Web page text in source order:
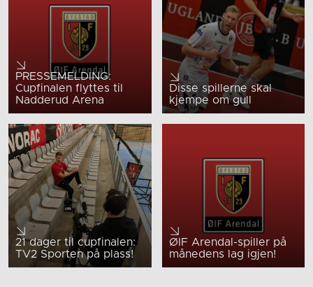
PRESSEMELDING:
Cupfinalen flyttes til
Nadderud Arena
Disse spillerne skal
kjempe om gull
21 dager til cupfinalen:
TV2 Sporten på plass!
ØIF Arendal-spiller på
månedens lag igjen!